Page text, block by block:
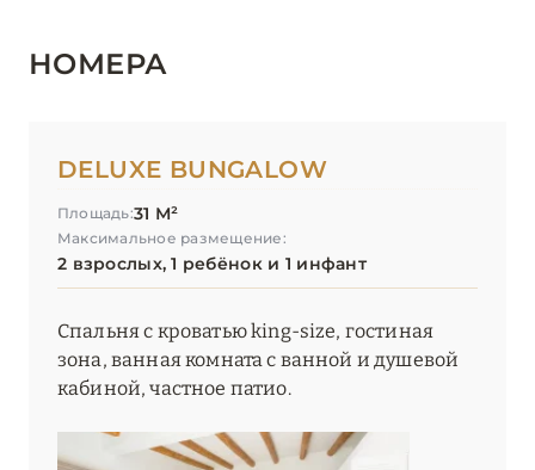
САН-ТЕОДОРО
САНТА-ТЕРЕЗА-
0
СИЦИЛИЯ
ТОСКАНА
НОМЕРА
DELUXE BUNGALOW
Площадь:31 М²
Максимальное размещение:
2 взрослых, 1 ребёнок и 1 инфант
Спальня с кроватью king-size, гостиная
зона, ванная комната с ванной и душевой
кабиной, частное патио.